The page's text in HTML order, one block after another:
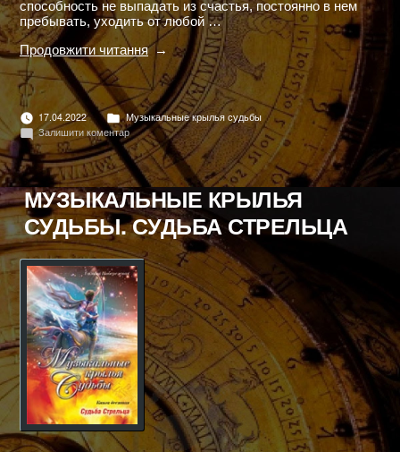
способность не выпадать из счастья, постоянно в нем
пребывать, уходить от любой …
Продовжити читання"МУЗЫКАЛЬНЫЕ
КРЫЛЬЯ
СУДЬБЫ.
СУДЬБА
ТЕЛЬЦА"
17.04.2022
Опубліковано
в
Музыкальные крылья судьбы
Залишити коментардо
МУЗЫКАЛЬНЫЕ
КРЫЛЬЯ
СУДЬБЫ.
СУДЬБА
ТЕЛЬЦА
МУЗЫКАЛЬНЫЕ КРЫЛЬЯ
СУДЬБЫ. СУДЬБА СТРЕЛЬЦА